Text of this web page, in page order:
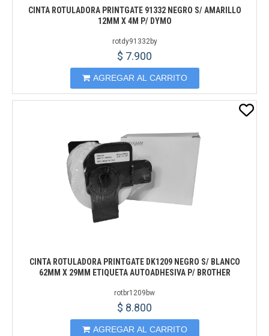
CINTA ROTULADORA PRINTGATE 91332 NEGRO S/ AMARILLO
12MM X 4M P/ DYMO
rotdy91332by
$ 7.900
AGREGAR AL CARRITO
CINTA ROTULADORA PRINTGATE DK1209 NEGRO S/ BLANCO
62MM X 29MM ETIQUETA AUTOADHESIVA P/ BROTHER
rotbr1209bw
$ 8.800
AGREGAR AL CARRITO